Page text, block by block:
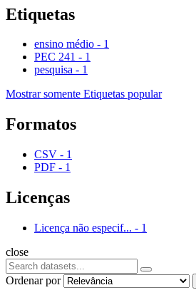
Etiquetas
ensino médio - 1
PEC 241 - 1
pesquisa - 1
Mostrar somente Etiquetas popular
Formatos
CSV - 1
PDF - 1
Licenças
Licença não especif... - 1
close
Ordenar por